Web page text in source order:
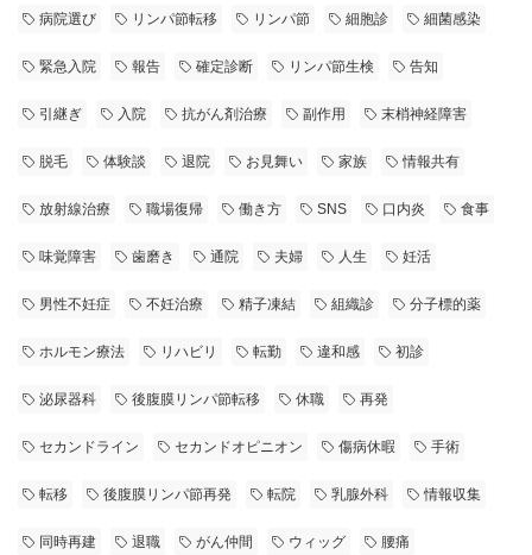
病院選び リンパ節転移 リンパ節 細胞診 細菌感染
緊急入院 報告 確定診断 リンパ節生検 告知
引継ぎ 入院 抗がん剤治療 副作用 末梢神経障害
脱毛 体験談 退院 お見舞い 家族 情報共有
放射線治療 職場復帰 働き方 SNS 口内炎 食事
味覚障害 歯磨き 通院 夫婦 人生 妊活
男性不妊症 不妊治療 精子凍結 組織診 分子標的薬
ホルモン療法 リハビリ 転勤 違和感 初診
泌尿器科 後腹膜リンパ節転移 休職 再発
セカンドライン セカンドオピニオン 傷病休暇 手術
転移 後腹膜リンパ節再発 転院 乳腺外科 情報収集
同時再建 退職 がん仲間 ウィッグ 腰痛